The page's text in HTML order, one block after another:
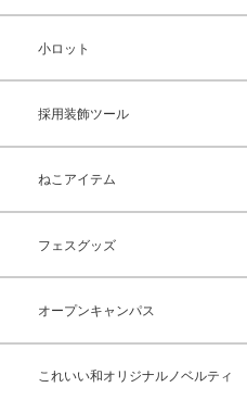
小ロット
採用装飾ツール
ねこアイテム
フェスグッズ
オープンキャンパス
これいい和オリジナルノベルティ